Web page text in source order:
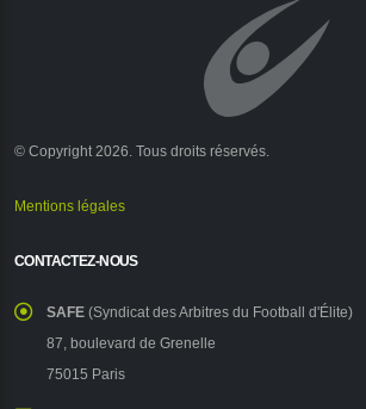
© Copyright 2026. Tous droits réservés.
Mentions légales
CONTACTEZ-NOUS
SAFE (Syndicat des Arbitres du Football d'Élite)
87, boulevard de Grenelle
75015 Paris